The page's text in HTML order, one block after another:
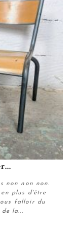
non non non.
plus d'être
falloir du
la...